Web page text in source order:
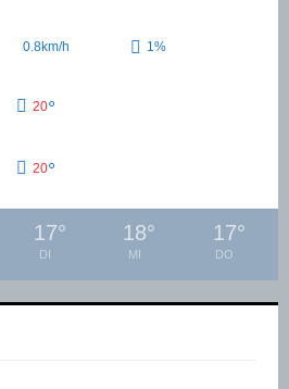
0.8km/h 1%
20°
20°
17°
DI
18°
MI
17°
DO